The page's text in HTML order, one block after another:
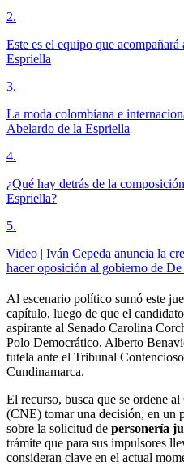
2.
Este es el equipo que
Espriella
3.
La moda colombiana e
Abelardo de la Espriella
4.
¿Qué hay detrás de la
Espriella?
5.
Video | Iván Cepeda anuncia la
hacer oposición al gobierno de
Al escenario político sumó este
capítulo, luego de que el
aspirante al Senado Carolina
Polo Democrático, Alberto
tutela ante el Tribunal
Cundinamarca.
El recurso, busca que se ordene
(CNE) tomar una decisión, en un
sobre la solicitud de personería
trámite que para sus impulsores
consideran clave en el actual